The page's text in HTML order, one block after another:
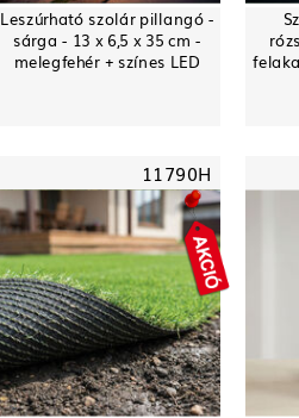
Leszúrható szolár pillangó -
sárga - 13 x 6,5 x 35 cm -
melegfehér + színes LED
11790H